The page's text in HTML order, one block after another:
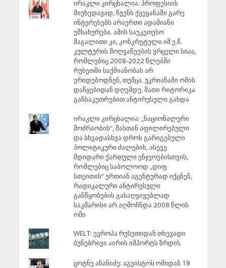
ირაკლი კირცხალია: პროფესიის
მიუხედავად, ჩვენს ქვეყანაში გარე
ინტერესებს არაერთი ადამიანი
ემსახურება. ამის საუკეთესო
მაგალითი კი, კონკრეტული იმ ე.წ.
კულტურის მოღვაწეების ვრცელი სიაა,
რომლებიც 2008-2022 წლებში
რუსეთში საქმიანობას არ
ერიდებოდნენ, თუმცა, უკრიანაში ომის
დაწყებიდან დღემდე, მათი რიტორიკა
განსაკუთრებით ანტირუსული გახდა
ირაკლი კირცხალია: „ნაციონალური
მოძრაობის“, მასთან აფილირებული
და სხვადასხვა დროს გარიგებული
პოლიტიკური ძალების, ასევე
მდიდარი ქართული ენჯეოებისთვის,
რომლებიც საბოლოოდ „დიფ
სთეითის“ ერთიან აგენტურად იქცნენ,
რადიკალური ანტირუსული
განწყობების გასაღვივებლად
საკმარისი არ აღმოჩნდა 2008 წლის
ომი
WELT: ევროპა რუსეთიდან თხევადი
ბუნებრივი აირის იმპორტს ზრდის
ცოტნე ანანიძე: აგვისტოს ომიდან 18